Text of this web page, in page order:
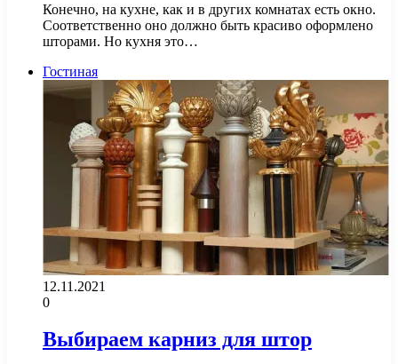
Конечно, на кухне, как и в других комнатах есть окно.
Соответственно оно должно быть красиво оформлено
шторами. Но кухня это…
Гостиная
12.11.2021
0
Выбираем карниз для штор